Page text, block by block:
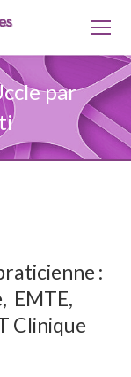
par
:
EMTE,
Clinique